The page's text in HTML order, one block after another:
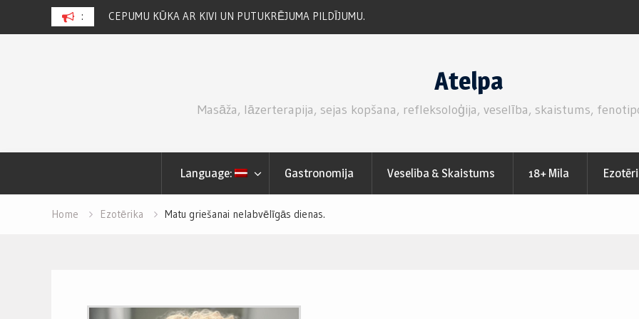
:
SIERA – CEPUMU KŪKA AR KIVI UN PUTUKRĒJUMA PILDĪJUMU.
MĀJAS VIRTUVĒ.
Atelpa
Masāža, lāzerterapija, sejas kopšana, refleksoloģija, veselība, skaistums,
Language: Gastronomija Veselība & Skaistums 18+ Mīla
Home Ezotērika Matu griešanai nelabvēlīgās dienas.